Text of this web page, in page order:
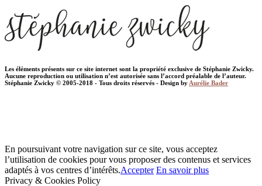
Les éléments présents sur ce site internet sont la propriété exclusive de Stéphanie Zwicky.
Aucune reproduction ou utilisation n’est autorisée sans l’accord préalable de l’auteur.
Stéphanie Zwicky © 2005-2018 - Tous droits réservés - Design by Aurélie Bader
En poursuivant votre navigation sur ce site, vous acceptez
l’utilisation de cookies pour vous proposer des contenus et services
adaptés à vos centres d’intérêts.Accepter En savoir plus
Privacy & Cookies Policy